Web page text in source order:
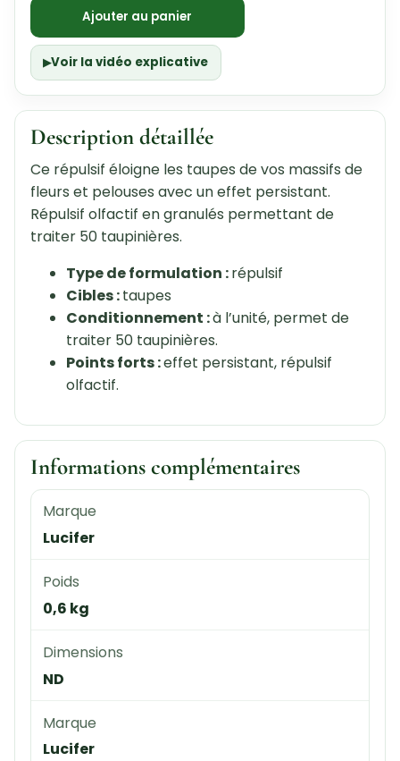
Ajouter au panier
Voir la vidéo explicative
Description détaillée
Ce répulsif éloigne les taupes de vos massifs de
fleurs et pelouses avec un effet persistant.
Répulsif olfactif en granulés permettant de
traiter 50 taupinières.
Type de formulation :répulsif
Cibles :taupes
Conditionnement :à l’unité, permet de
traiter 50 taupinières.
Points forts :effet persistant, répulsif
olfactif.
Informations complémentaires
Marque
Lucifer
Poids
0,6 kg
Dimensions
ND
Marque
Lucifer